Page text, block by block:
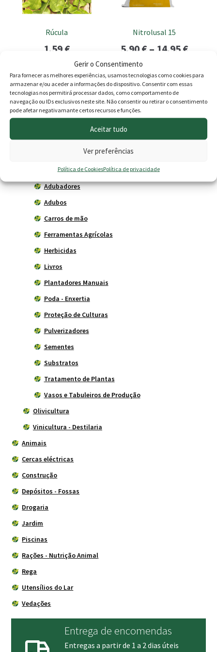
Gerir o Consentimento
Para fornecer as melhores experiências, usamos tecnologias como cookies para
armazenar e/ou aceder a informações do dispositivo. Consentir com essas
tecnologias nos permitirá processar dados, como comportamento de
navegação ou IDs exclusivos neste site. Não consentir ou retirar o consentimento
pode afetar negativamante certos recursos e funções.
Aceitar tudo
Ver preferências
Política de CookiesPolítica de privacidade
Rúcula
1.59€
Nitrolusal 15
5.90€– 14.95€Price
5.90 €
14.95
Ver opções
the
product
page
Produtos
Agricultura
Acessórios
Adubadores
Adubos
Carros de mão
Ferramentas Agrícolas
Herbicidas
Livros
Plantadores Manuais
Poda - Enxertia
Proteção de Culturas
Pulverizadores
Sementes
Substratos
Tratamento de Plantas
Vasos e Tabuleiros de Produção
Olivicultura
Vinicultura - Destilaria
Animais
Cercas eléctricas
Construção
Depósitos - Fossas
Drogaria
Jardim
Piscinas
Rações - Nutrição Animal
Rega
Utensílios do Lar
Vedações
Entrega de encomendas
Entregas a partir de 1 a 2 dias úteis